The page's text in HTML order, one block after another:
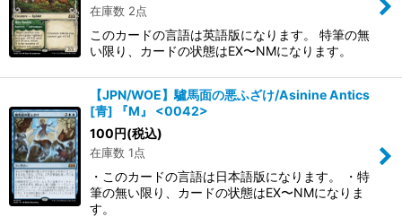
在庫数 2点
このカードの言語は英語版になります。 特筆の無
い限り、カードの状態はEX〜NMになります。
【JPN/WOE】驢馬面の悪ふざけ/Asinine Antics
[青] 『M』 <0042>
100円(税込)
在庫数 1点
・このカードの言語は日本語版になります。 ・特
筆の無い限り、カードの状態はEX〜NMになりま
す。